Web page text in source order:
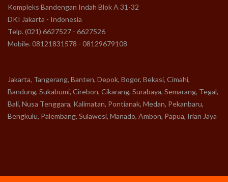
Kompleks Bandengan Indah Blok A 31-32
DKI Jakarta - Indonesia
Telp. (021) 6627527 - 6627526
Mobile. 08121831578 - 08129679108
Jakarta, Tangerang, Banten, Depok, Bogor, Bekasi, Cimahi,
Bandung, Sukabumi, Cirebon, Cikarang, Surabaya, Semarang, Tegal,
Bali, Nusa Tenggara, Kalimatan, Pontianak, Medan, Pekanbaru,
Bengkulu, Palembang, Sulawesi, Manado, Ambon, Papua, Irian Jaya